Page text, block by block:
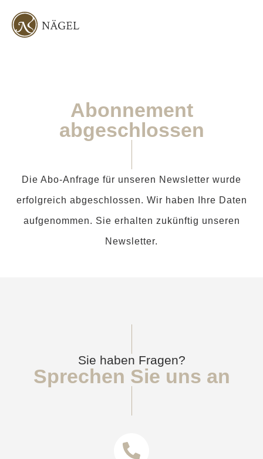
Abonnement
abgeschlossen
Die Abo-Anfrage für unseren Newsletter wurde
erfolgreich abgeschlossen. Wir haben Ihre Daten
aufgenommen. Sie erhalten zukünftig unseren
Newsletter.
Sie haben Fragen?
Sprechen Sie uns an